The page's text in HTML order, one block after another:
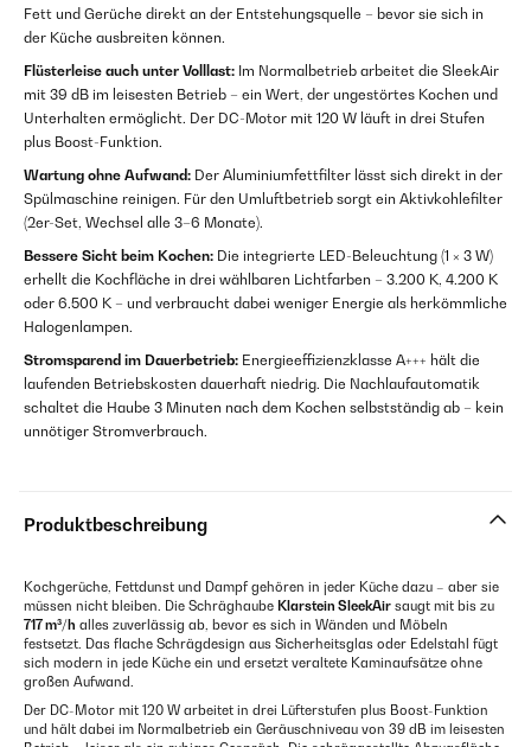
Fett und Gerüche direkt an der Entstehungsquelle – bevor sie sich in
der Küche ausbreiten können.
Flüsterleise auch unter Volllast: Im Normalbetrieb arbeitet die SleekAir
mit 39 dB im leisesten Betrieb – ein Wert, der ungestörtes Kochen und
Unterhalten ermöglicht. Der DC-Motor mit 120 W läuft in drei Stufen
plus Boost-Funktion.
Wartung ohne Aufwand: Der Aluminiumfettfilter lässt sich direkt in der
Spülmaschine reinigen. Für den Umluftbetrieb sorgt ein Aktivkohlefilter
(2er-Set, Wechsel alle 3–6 Monate).
Bessere Sicht beim Kochen: Die integrierte LED-Beleuchtung (1 × 3 W)
erhellt die Kochfläche in drei wählbaren Lichtfarben – 3.200 K, 4.200 K
oder 6.500 K – und verbraucht dabei weniger Energie als herkömmliche
Halogenlampen.
Stromsparend im Dauerbetrieb: Energieeffizienzklasse A+++ hält die
laufenden Betriebskosten dauerhaft niedrig. Die Nachlaufautomatik
schaltet die Haube 3 Minuten nach dem Kochen selbstständig ab – kein
unnötiger Stromverbrauch.
Produktbeschreibung
Kochgerüche, Fettdunst und Dampf gehören in jeder Küche dazu – aber sie
müssen nicht bleiben. Die Schräghaube Klarstein SleekAir saugt mit bis zu
717 m³/h alles zuverlässig ab, bevor es sich in Wänden und Möbeln
festsetzt. Das flache Schrägdesign aus Sicherheitsglas oder Edelstahl fügt
sich modern in jede Küche ein und ersetzt veraltete Kaminaufsätze ohne
großen Aufwand.
Der DC-Motor mit 120 W arbeitet in drei Lüfterstufen plus Boost-Funktion
und hält dabei im Normalbetrieb ein Geräuschniveau von 39 dB im leisesten